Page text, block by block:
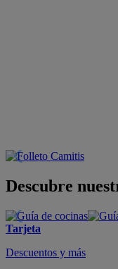
Descubre
Tarjeta
Descuentos y más